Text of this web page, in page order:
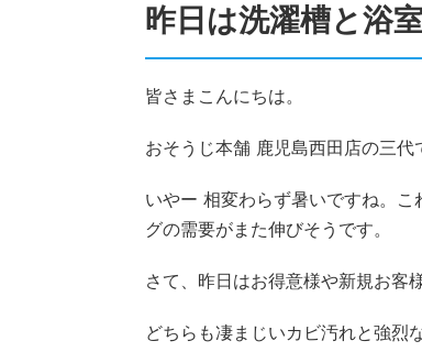
昨日は洗濯槽と浴
皆さまこんにちは。
おそうじ本舗 鹿児島西田店の三代
いやー 相変わらず暑いですね。
グの需要がまた伸びそうです。
さて、昨日はお得意様や新規お客
どちらも凄まじいカビ汚れと強烈